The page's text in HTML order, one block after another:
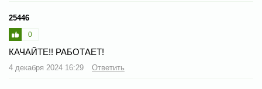
25446
0
КАЧАЙТЕ!! РАБОТАЕТ!
4 декабря 2024 16:29 Ответить